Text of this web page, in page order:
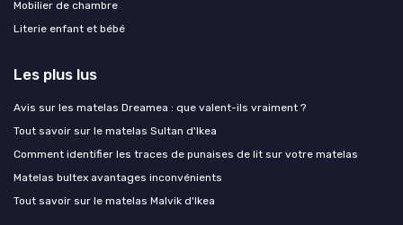
Mobilier de chambre
Literie enfant et bébé
Les plus lus
Avis sur les matelas Dreamea : que valent-ils vraiment ?
Tout savoir sur le matelas Sultan d'Ikea
Comment identifier les traces de punaises de lit sur votre matelas
Matelas bultex avantages inconvénients
Tout savoir sur le matelas Malvik d'Ikea